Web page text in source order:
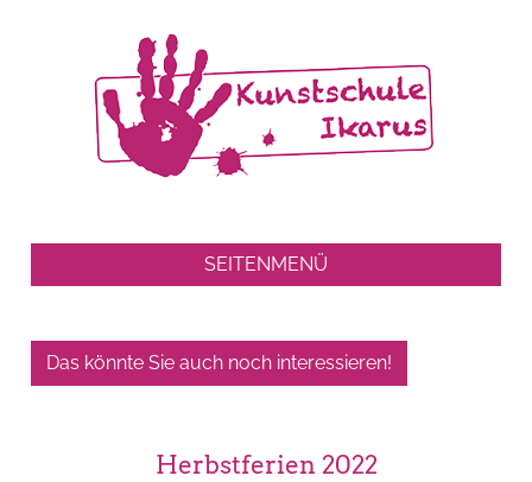
SEITENMENÜ
Das könnte Sie auch noch interessieren!
Herbstferien 2022